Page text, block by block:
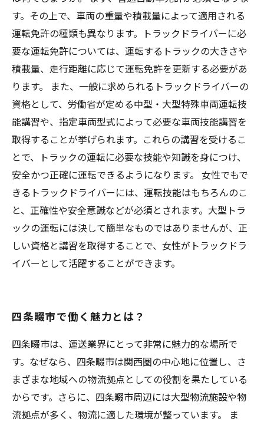
す。その上で、車両の重量や積載量によって適用される
運転免許の種類も異なります。トラックドライバーに必
要な運転免許については、運転するトラックの大きさや
積載量、走行距離に応じて運転免許を更新する必要があ
ります。 また、一般に求められるトラックドライバーの
資格として、労働省が定める中型・大型特殊車両運転技
能講習や、指定車両型式によって必要な車両技能講習を
取得することが挙げられます。これらの講習を受けるこ
とで、トラックの運転に必要な技能や知識を身につけ、
安全かつ正確に運転できるようになります。 女性でもで
きるトラックドライバーには、運転技能はもちろんのこ
と、正確性や安全意識などが必須とされます。大型トラ
ックの運転には決して簡単なものではありませんが、正
しい資格と講習を取得することで、女性がトラックドラ
イバーとして活躍することができます。
四条畷市で働く魅力とは？
四条畷市は、運送業界にとって非常に魅力的な場所で
す。なぜなら、四条畷市は関西圏の中心地に位置し、さ
まざまな地域への物流拠点としての役割を果たしている
からです。さらに、四条畷市周辺には大型物流施設や物
流拠点が多く、物流に適した環境が整っています。 ま